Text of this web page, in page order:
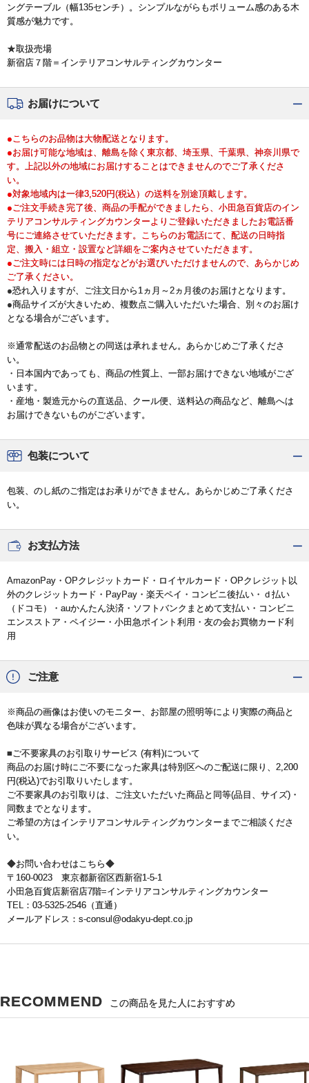
ングテーブル（幅135センチ）。シンプルながらもボリューム感のある木
質感が魅力です。
★取扱売場
新宿店７階＝インテリアコンサルティングカウンター
お届けについて
●こちらのお品物は大物配送となります。
●お届け可能な地域は、離島を除く東京都、埼玉県、千葉県、神奈川県で
す。上記以外の地域にお届けすることはできませんのでご了承くださ
い。
●対象地域内は一律3,520円(税込）の送料を別途頂戴します。
●ご注文手続き完了後、商品の手配ができましたら、小田急百貨店のイン
テリアコンサルティングカウンターよりご登録いただきましたお電話番
号にご連絡させていただきます。こちらのお電話にて、配送の日時指
定、搬入・組立・設置など詳細をご案内させていただきます。
●ご注文時には日時の指定などがお選びいただけませんので、あらかじめ
ご了承ください。
●恐れ入りますが、ご注文日から1ヵ月～2ヵ月後のお届けとなります。
●商品サイズが大きいため、複数点ご購入いただいた場合、別々のお届け
となる場合がございます。
※通常配送のお品物との同送は承れません。あらかじめご了承くださ
い。
・日本国内であっても、商品の性質上、一部お届けできない地域がござ
います。
・産地・製造元からの直送品、クール便、送料込の商品など、離島へは
お届けできないものがございます。
包装について
包装、のし紙のご指定はお承りができません。あらかじめご了承くださ
い。
お支払方法
AmazonPay・OPクレジットカード・ロイヤルカード・OPクレジット以
外のクレジットカード・PayPay・楽天ペイ・コンビニ後払い・ｄ払い
（ドコモ）・auかんたん決済・ソフトバンクまとめて支払い・コンビニ
エンスストア・ペイジー・小田急ポイント利用・友の会お買物カード利
用
ご注意
※商品の画像はお使いのモニター、お部屋の照明等により実際の商品と
色味が異なる場合がございます。
■ご不要家具のお引取りサービス (有料)について
商品のお届け時にご不要になった家具は特別区へのご配送に限り、2,200
円(税込)でお引取りいたします。
ご不要家具のお引取りは、ご注文いただいた商品と同等(品目、サイズ)・
同数までとなります。
ご希望の方はインテリアコンサルティングカウンターまでご相談くださ
い。
◆お問い合わせはこちら◆
〒160-0023 東京都新宿区西新宿1-5-1
小田急百貨店新宿店7階=インテリアコンサルティングカウンター
TEL：03-5325-2546（直通）
メールアドレス：s-consul@odakyu-dept.co.jp
RECOMMEND この商品を見た人におすすめ